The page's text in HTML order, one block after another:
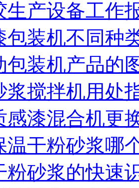
生产设备工作
包装机不同种
包装机产品的
浆搅拌机用处
感漆混合机更
温干粉砂浆哪
粉砂浆的快速